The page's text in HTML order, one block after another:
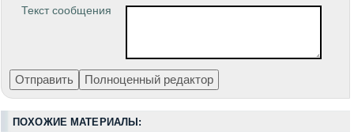
Текст сообщения
ПОХОЖИЕ МАТЕРИАЛЫ: